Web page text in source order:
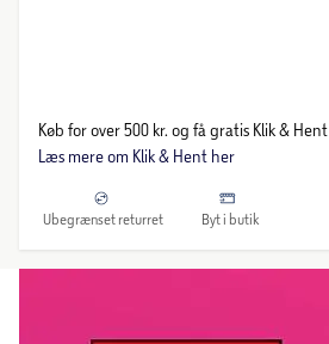
Køb for over 500 kr. og få gratis Klik & Hent
Læs mere om Klik & Hent her
Ubegrænset returret Byt i butik